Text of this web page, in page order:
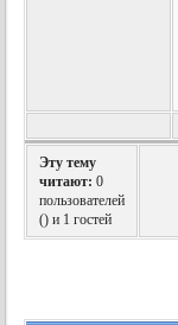
Эту тему
читают: 0
пользователей
() и 1 гостей